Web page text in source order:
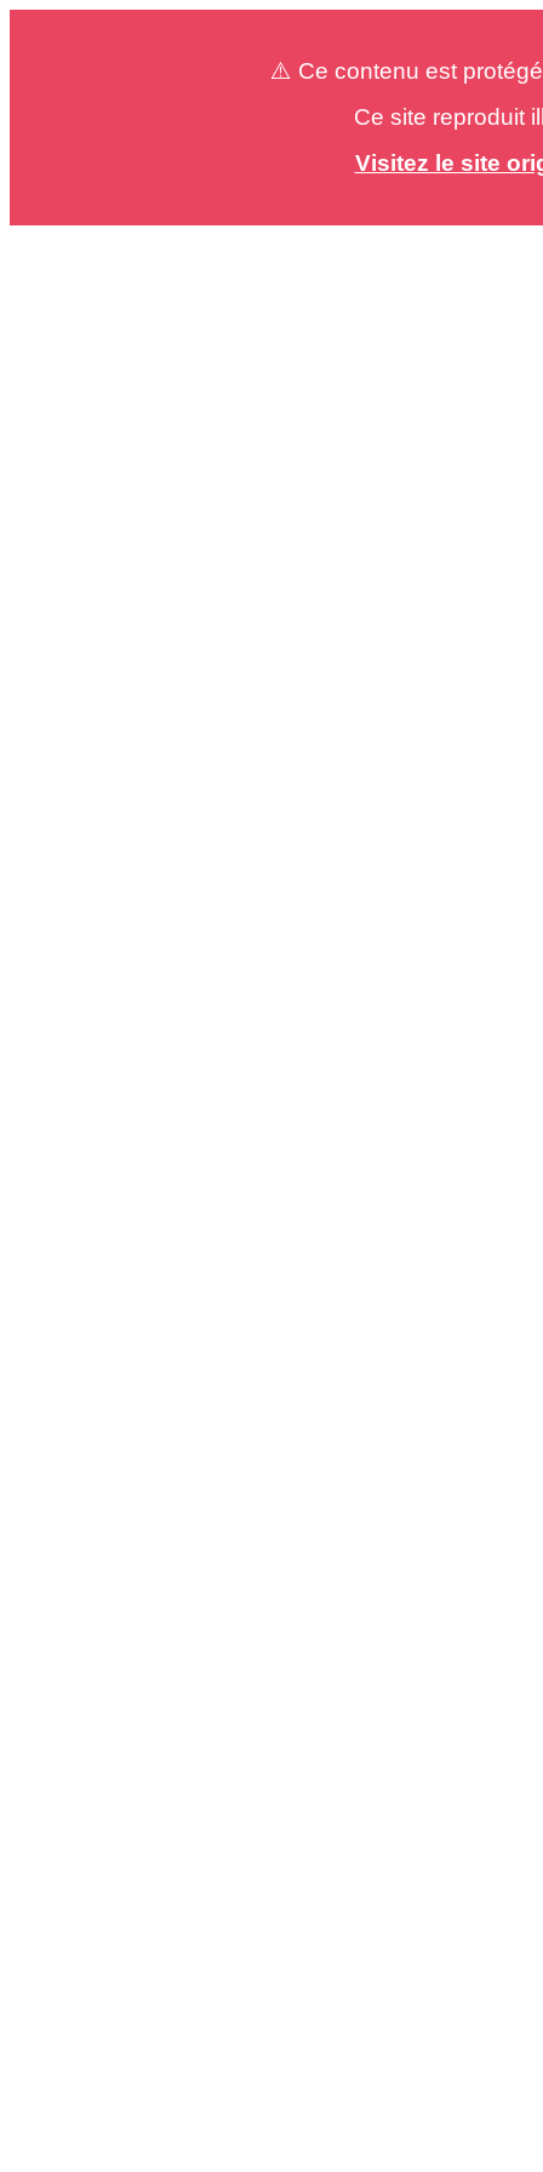
⚠️ Ce contenu est
Ce site reproduit
Visitez le site